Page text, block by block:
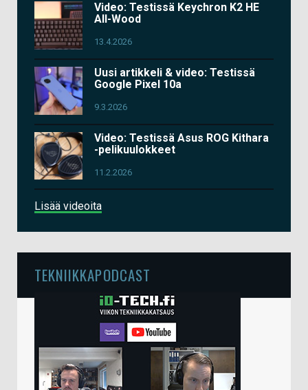
Video: Testissä Keychron K2 HE
All-Wood
13.4.2026
Uusi artikkeli & video: Testissä
Google Pixel 10a
9.3.2026
Video: Testissä Asus ROG Kithara
-pelikuulokkeet
11.2.2026
Lisää videoita
TEKNIIKKAPODCAST